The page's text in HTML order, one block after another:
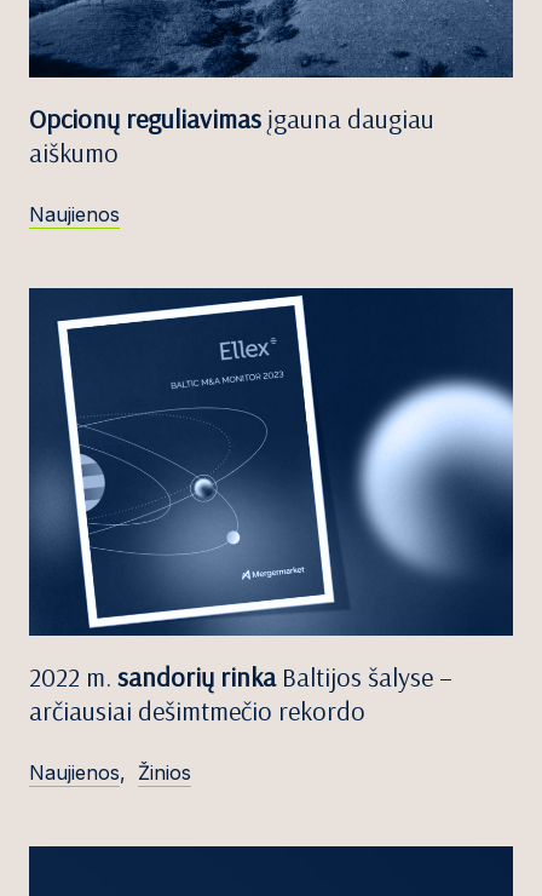
Opcionų reguliavimas įgauna daugiau
aiškumo
Naujienos
2022 m. sandorių rinkaBaltijos šalyse –
arčiausiai dešimtmečio rekordo
Naujienos, Žinios